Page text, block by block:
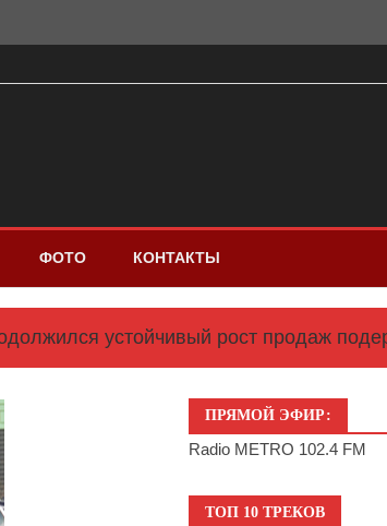
ФОТО КОНТАКТЫ
устойчивый рост продаж
ПРЯМОЙ ЭФИР:
Radio METRO 102.4 FM
ТОП 10 ТРЕКОВ